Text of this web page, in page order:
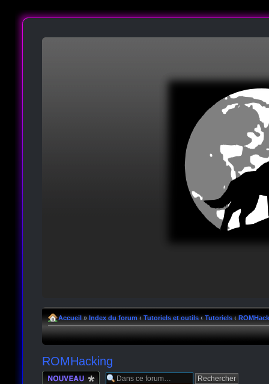
Accueil » Index du forum ‹ Tutoriels et outils ‹ Tutoriels ‹
ROMHacking
Écrire un nouveau
sujet